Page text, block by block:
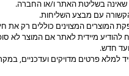
שאינה בשליטת האתר ו/או החברה.
עם מבצע השליחות.
המוצרים המצוינים כוללים רק את
להודיע מיידית לאתר אם המוצר
חדש.
למלא פרטים מדויקים ועדכניים,